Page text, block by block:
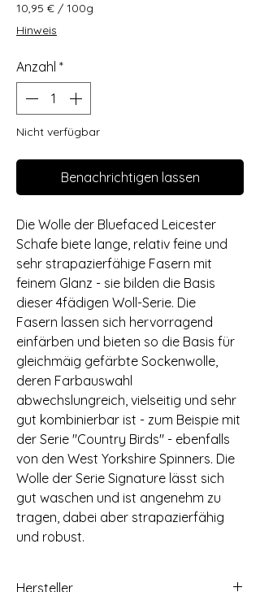
10,95 € / 100g
10,95 €
pro
Gramm
Hinweis
Anzahl *
Nicht verfügbar
Benachrichtigen lassen
Die Wolle der Bluefaced Leicester
Schafe biete lange, relativ feine und
sehr strapazierfähige Fasern mit
feinem Glanz - sie bilden die Basis
dieser 4fädigen Woll-Serie. Die
Fasern lassen sich hervorragend
einfärben und bieten so die Basis für
gleichmäig gefärbte Sockenwolle,
deren Farbauswahl
abwechslungreich, vielseitig und sehr
gut kombinierbar ist - zum Beispie mit
der Serie "Country Birds" - ebenfalls
von den West Yorkshire Spinners. Die
Wolle der Serie Signature lässt sich
gut waschen und ist angenehm zu
tragen, dabei aber strapazierfähig
und robust.
Hersteller